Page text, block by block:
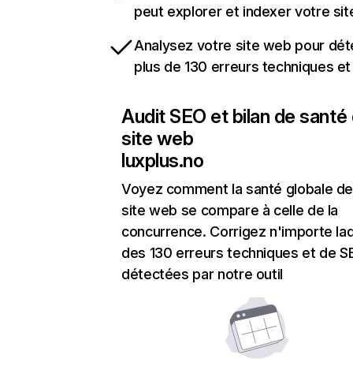
peut explorer et indexer votre
Analysez votre site web pour
plus de 130 erreurs techniques et
Audit SEO et bilan de santé
site web
luxplus.no
Voyez comment la santé globale
site web se compare à celle de la
concurrence. Corrigez n'importe
des 130 erreurs techniques et de
détectées par notre outil